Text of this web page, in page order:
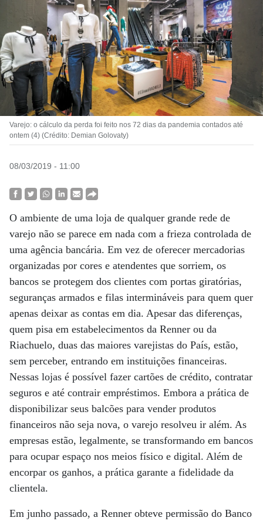
Varejo: o cálculo da perda foi feito nos 72 dias da pandemia contados até
ontem (4) (Crédito: Demian Golovaty)
08/03/2019 - 11:00
O ambiente de uma loja de qualquer grande rede de
varejo não se parece em nada com a frieza controlada de
uma agência bancária. Em vez de oferecer mercadorias
organizadas por cores e atendentes que sorriem, os
bancos se protegem dos clientes com portas giratórias,
seguranças armados e filas intermináveis para quem quer
apenas deixar as contas em dia. Apesar das diferenças,
quem pisa em estabelecimentos da Renner ou da
Riachuelo, duas das maiores varejistas do País, estão,
sem perceber, entrando em instituições financeiras.
Nessas lojas é possível fazer cartões de crédito, contratar
seguros e até contrair empréstimos. Embora a prática de
disponibilizar seus balcões para vender produtos
financeiros não seja nova, o varejo resolveu ir além. As
empresas estão, legalmente, se transformando em bancos
para ocupar espaço nos meios físico e digital. Além de
encorpar os ganhos, a prática garante a fidelidade da
clientela.
Em junho passado, a Renner obteve permissão do Banco